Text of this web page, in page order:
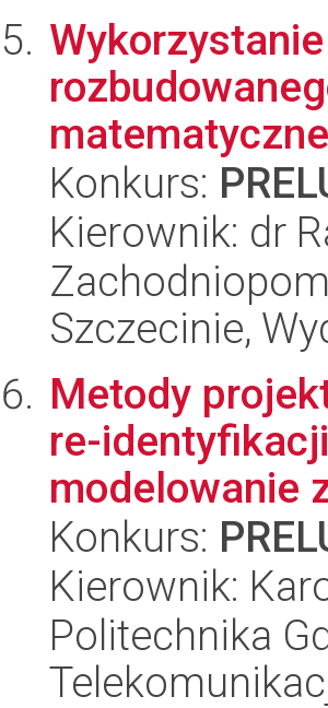
Konkurs:
Kierownik: dr
Szczecinie,
Metody
re-
modelowanie
Konkurs:
Kierownik:
Politechnika